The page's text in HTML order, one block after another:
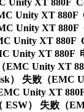
Unity XT 880F
Unity XT 880F
Unity XT 880F
Unity XT 880F
Unity XT 880F
EMC Unity XT
） 失败（EMC
Unity XT
） 失败（